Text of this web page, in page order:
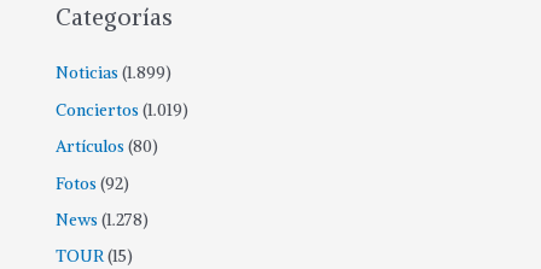
Categorías
Noticias (1.899)
Conciertos (1.019)
Artículos (80)
Fotos (92)
News (1.278)
TOUR(15)